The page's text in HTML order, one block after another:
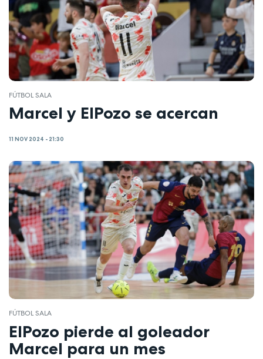
FÚTBOL SALA
Marcel y ElPozo se acercan
11 NOV 2024 - 21:30
FÚTBOL SALA
ElPozo pierde al goleador
Marcel para un mes